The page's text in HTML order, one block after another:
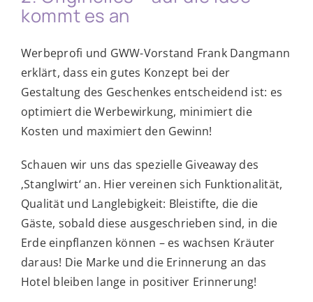
kommt es an
Werbeprofi und GWW-Vorstand Frank Dangmann
erklärt, dass ein gutes Konzept bei der
Gestaltung des Geschenkes entscheidend ist: es
optimiert die Werbewirkung, minimiert die
Kosten und maximiert den Gewinn!
Schauen wir uns das spezielle Giveaway des
‚Stanglwirt‘ an. Hier vereinen sich Funktionalität,
Qualität und Langlebigkeit: Bleistifte, die die
Gäste, sobald diese ausgeschrieben sind, in die
Erde einpflanzen können – es wachsen Kräuter
daraus! Die Marke und die Erinnerung an das
Hotel bleiben lange in positiver Erinnerung!